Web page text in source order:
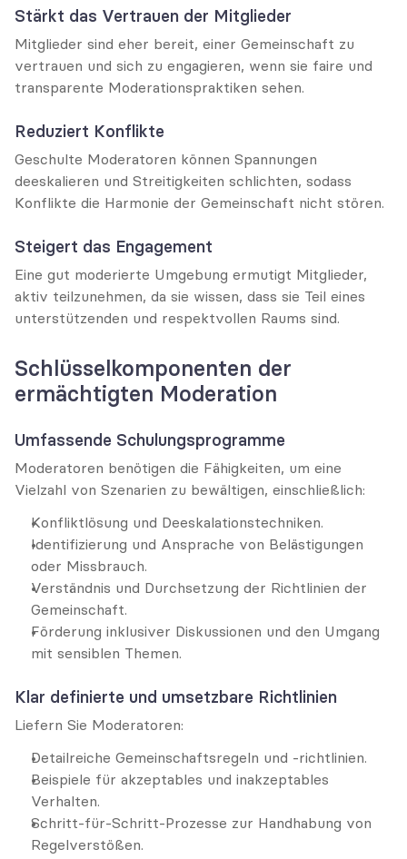
Stärkt das Vertrauen der Mitglieder
Mitglieder sind eher bereit, einer Gemeinschaft zu
vertrauen und sich zu engagieren, wenn sie faire und
transparente Moderationspraktiken sehen.
Reduziert Konflikte
Geschulte Moderatoren können Spannungen
deeskalieren und Streitigkeiten schlichten, sodass
Konflikte die Harmonie der Gemeinschaft nicht stören.
Steigert das Engagement
Eine gut moderierte Umgebung ermutigt Mitglieder,
aktiv teilzunehmen, da sie wissen, dass sie Teil eines
unterstützenden und respektvollen Raums sind.
Schlüsselkomponenten der
ermächtigten Moderation
Umfassende Schulungsprogramme
Moderatoren benötigen die Fähigkeiten, um eine
Vielzahl von Szenarien zu bewältigen, einschließlich:
Konfliktlösung und Deeskalationstechniken.
Identifizierung und Ansprache von Belästigungen
oder Missbrauch.
Verständnis und Durchsetzung der Richtlinien der
Gemeinschaft.
Förderung inklusiver Diskussionen und den Umgang
mit sensiblen Themen.
Klar definierte und umsetzbare Richtlinien
Liefern Sie Moderatoren:
Detailreiche Gemeinschaftsregeln und -richtlinien.
Beispiele für akzeptables und inakzeptables
Verhalten.
Schritt-für-Schritt-Prozesse zur Handhabung von
Regelverstößen.